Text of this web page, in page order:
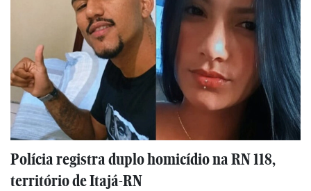
Polícia registra duplo homicídio na RN 118,
território de Itajá-RN